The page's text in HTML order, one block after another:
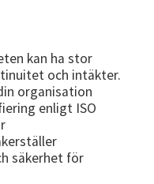
kan ha stor
och intäkter.
organisation
enligt ISO
säkerhet för